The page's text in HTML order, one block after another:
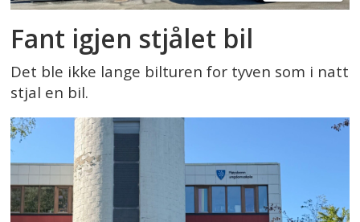
Fant igjen stjålet bil
Det ble ikke lange bilturen for tyven som i natt
stjal en bil.